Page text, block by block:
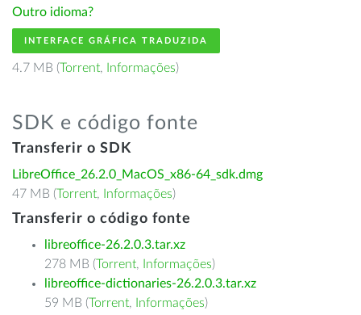
Outro idioma?
INTERFACE GRÁFICA TRADUZIDA
4.7 MB (Torrent, Informações)
SDK e código fonte
Transferir o SDK
LibreOffice_26.2.0_MacOS_x86-64_sdk.dmg
47 MB (Torrent, Informações)
Transferir o código fonte
libreoffice-26.2.0.3.tar.xz
278 MB (Torrent, Informações)
libreoffice-dictionaries-26.2.0.3.tar.xz
59 MB (Torrent, Informações)